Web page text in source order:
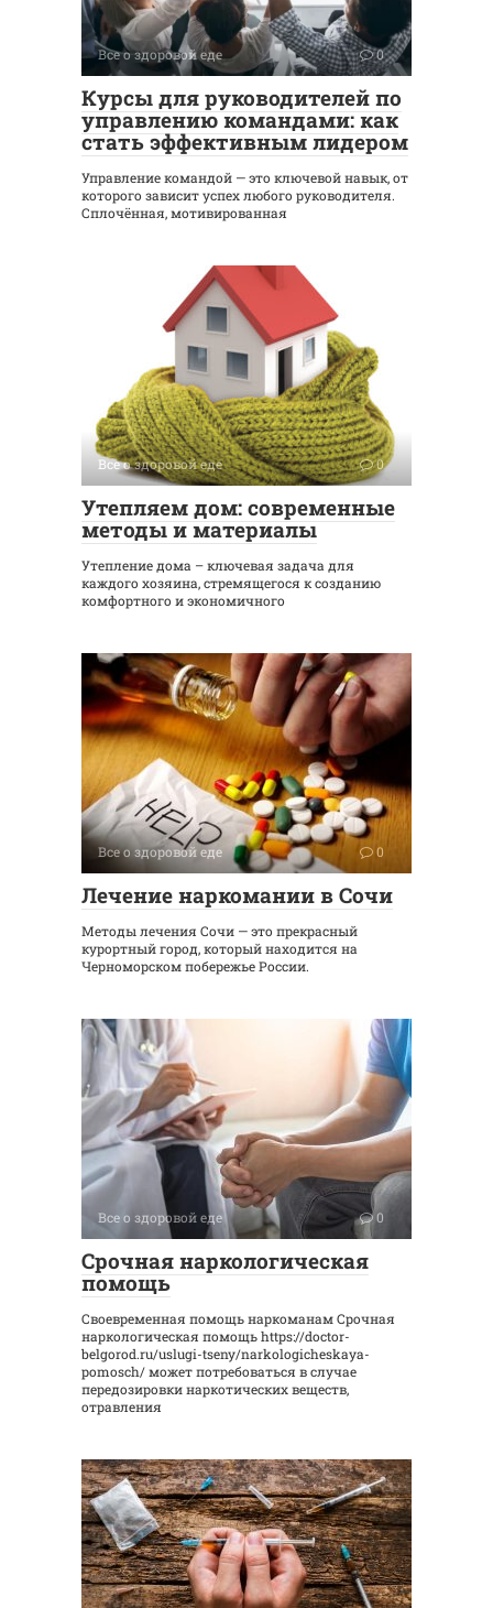
Все о здоровой еде 0
Курсы для руководителей по
управлению командами: как
стать эффективным лидером
Управление командой — это ключевой навык, от
которого зависит успех любого руководителя.
Сплочённая, мотивированная
Все о здоровой еде 0
Утепляем дом: современные
методы и материалы
Утепление дома – ключевая задача для
каждого хозяина, стремящегося к созданию
комфортного и экономичного
Все о здоровой еде 0
Лечение наркомании в Сочи
Методы лечения Сочи — это прекрасный
курортный город, который находится на
Черноморском побережье России.
Все о здоровой еде 0
Срочная наркологическая
помощь
Своевременная помощь наркоманам Срочная
наркологическая помощь https://doctor-
belgorod.ru/uslugi-tseny/narkologicheskaya-
pomosch/ может потребоваться в случае
передозировки наркотических веществ,
отравления